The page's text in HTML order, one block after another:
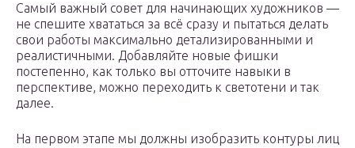
Самый важный совет для начинающих художников —
не спешите хвататься за всё сразу и пытаться делать
свои работы максимально детализированными и
реалистичными. Добавляйте новые фишки
постепенно, как только вы отточите навыки в
перспективе, можно переходить к светотени и так
далее.
На первом этапе мы должны изобразить контуры лиц